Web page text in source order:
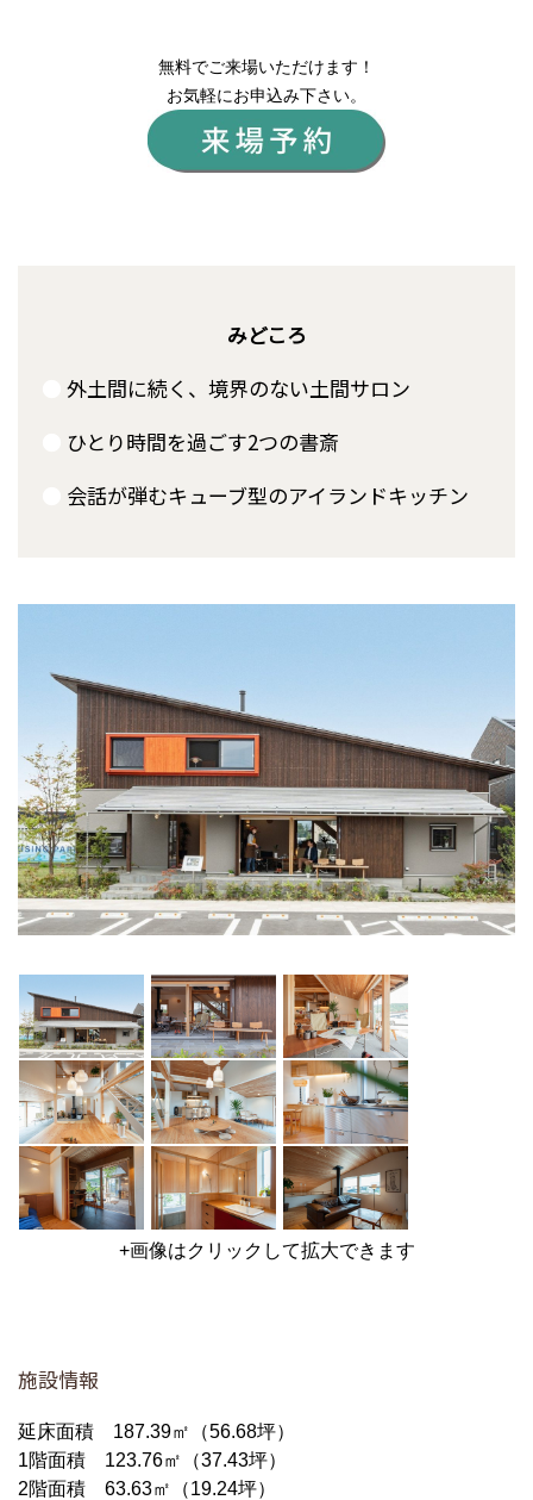
無料でご来場いただけます！
お気軽にお申込み下さい。
みどころ
外土間に続く、境界のない土間サロン
ひとり時間を過ごす2つの書斎
会話が弾むキューブ型のアイランドキッチン
+画像はクリックして拡大できます
施設情報
延床面積 187.39㎡（56.68坪）
1階面積 123.76㎡（37.43坪）
2階面積 63.63㎡（19.24坪）